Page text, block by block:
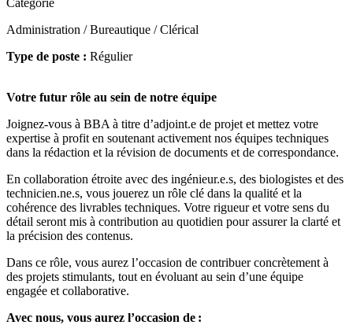
Administration / Bureautique / Clérical
Type de poste : Régulier
Votre futur rôle au sein de notre équipe
Joignez-vous à BBA à titre d’adjoint.e de projet et mettez votre
expertise à profit en soutenant activement nos équipes techniques
dans la rédaction et la révision de documents et de correspondance.
En collaboration étroite avec des ingénieur.e.s, des biologistes et des
technicien.ne.s, vous jouerez un rôle clé dans la qualité et la
cohérence des livrables techniques. Votre rigueur et votre sens du
détail seront mis à contribution au quotidien pour assurer la clarté et
la précision des contenus.
Dans ce rôle, vous aurez l’occasion de contribuer concrètement à
des projets stimulants, tout en évoluant au sein d’une équipe
engagée et collaborative.
Avec nous, vous aurez l’occasion de :